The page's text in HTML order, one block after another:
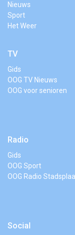
Nieuws
Sport
Het Weer
TV
Gids
OOG TV Nieuws
OOG voor senioren
Radio
Gids
OOG Sport
OOG Radio
Social